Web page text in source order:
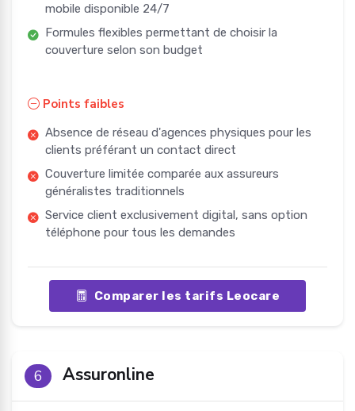
mobile disponible 24/7
Formules flexibles permettant de choisir la
couverture selon son budget
Points faibles
Absence de réseau d'agences physiques pour les
clients préférant un contact direct
Couverture limitée comparée aux assureurs
généralistes traditionnels
Service client exclusivement digital, sans option
téléphone pour tous les demandes
Comparer les tarifs Leocare
6 Assuronline